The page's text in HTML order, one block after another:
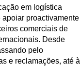
em logística
proactivamente
comerciais de
Desde
pelo
e reclamações, até à